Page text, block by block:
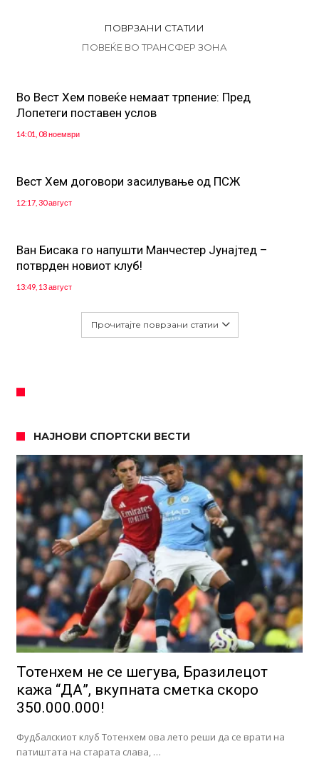
ПОВРЗАНИ СТАТИИ
ПОВЕЌЕ ВО ТРАНСФЕР ЗОНА
Во Вест Хем повеќе немаат трпение: Пред
Лопетеги поставен услов
14:01, 08 ноември
Вест Хем договори засилување од ПСЖ
12:17, 30 август
Ван Бисака го напушти Манчестер Јунајтед –
потврден новиот клуб!
13:49, 13 август
Прочитајте поврзани статии
НАЈНОВИ СПОРТСКИ ВЕСТИ
Тотенхем не се шегува, Бразилецот
кажа “ДА”, вкупната сметка скоро
350.000.000!
Фудбалскиот клуб Тотенхем ова лето реши да се врати на
патиштата на старата слава, …